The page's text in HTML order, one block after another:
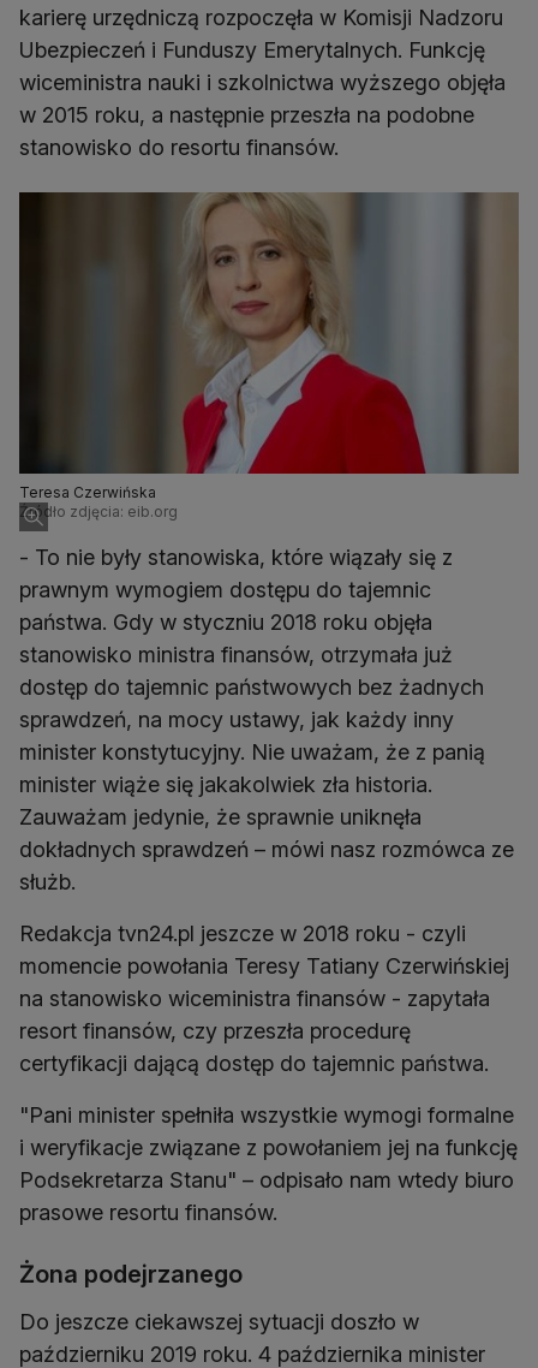
karierę urzędniczą rozpoczęła w Komisji Nadzoru
Ubezpieczeń i Funduszy Emerytalnych. Funkcję
wiceministra nauki i szkolnictwa wyższego objęła
w 2015 roku, a następnie przeszła na podobne
stanowisko do resortu finansów.
Teresa Czerwińska
Źródło zdjęcia: eib.org
- To nie były stanowiska, które wiązały się z
prawnym wymogiem dostępu do tajemnic
państwa. Gdy w styczniu 2018 roku objęła
stanowisko ministra finansów, otrzymała już
dostęp do tajemnic państwowych bez żadnych
sprawdzeń, na mocy ustawy, jak każdy inny
minister konstytucyjny. Nie uważam, że z panią
minister wiąże się jakakolwiek zła historia.
Zauważam jedynie, że sprawnie uniknęła
dokładnych sprawdzeń – mówi nasz rozmówca ze
służb.
Redakcja tvn24.pl jeszcze w 2018 roku - czyli
momencie powołania Teresy Tatiany Czerwińskiej
na stanowisko wiceministra finansów - zapytała
resort finansów, czy przeszła procedurę
certyfikacji dającą dostęp do tajemnic państwa.
"Pani minister spełniła wszystkie wymogi formalne
i weryfikacje związane z powołaniem jej na funkcję
Podsekretarza Stanu" – odpisało nam wtedy biuro
prasowe resortu finansów.
Żona podejrzanego
Do jeszcze ciekawszej sytuacji doszło w
październiku 2019 roku. 4 października minister